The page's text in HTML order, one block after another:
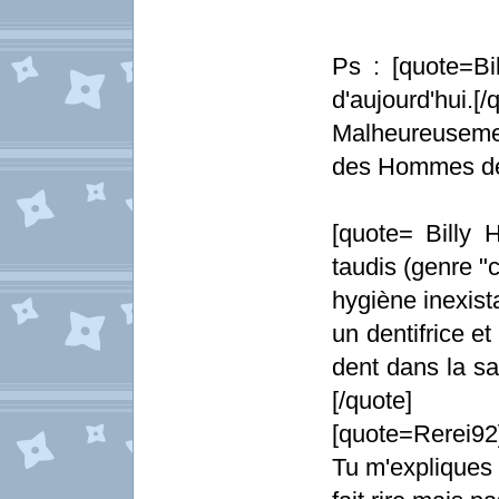
Ps :
d'aujourd'hui.[/
des Hommes
[quote= Billy
taudis (genre
hygiène
un dentifrice
dent dans la
[/quote]
Tu